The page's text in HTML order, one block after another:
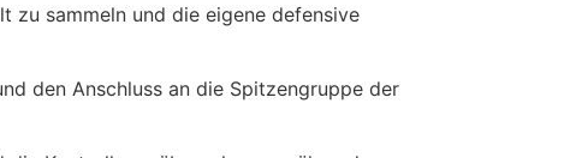
zu sammeln und die eigene defensive
den Anschluss an die Spitzengruppe der